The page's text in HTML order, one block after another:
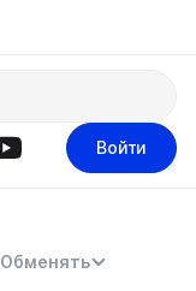
Войти
Обменять